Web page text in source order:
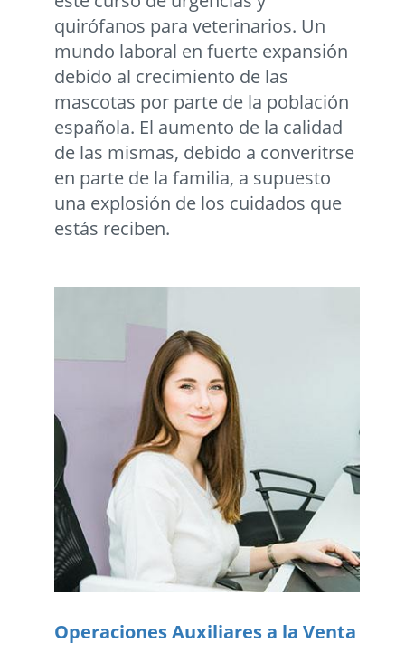
quirófanos para veterinarios. Un
mundo laboral en fuerte expansión
debido al crecimiento de las
mascotas por parte de la población
española. El aumento de la calidad
de las mismas, debido a converitrse
en parte de la familia, a supuesto
una explosión de los cuidados que
estás reciben.
Operaciones Auxiliares a la Venta